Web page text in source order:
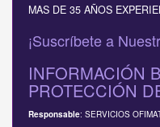
MAS DE 35 AÑOS
¡Suscríbete a
INFORMACIÓN
PROTECCIÓN
Responsable: SERVICIOS